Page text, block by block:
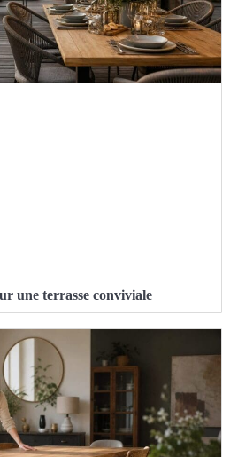
une terrasse conviviale